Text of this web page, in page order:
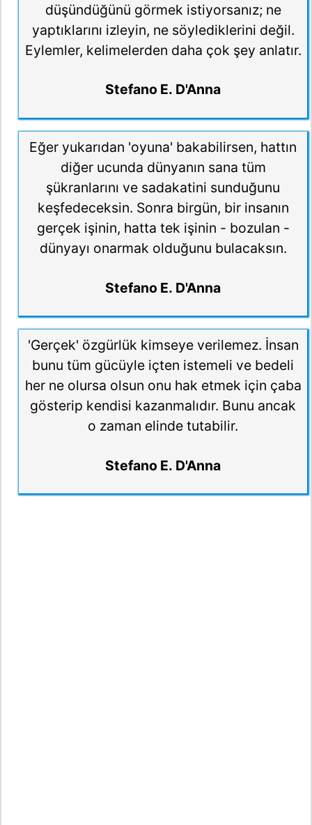
düşündüğünü görmek istiyorsanız; ne
yaptıklarını izleyin, ne söylediklerini değil.
Eylemler, kelimelerden daha çok şey anlatır.
Stefano E. D'Anna
Eğer yukarıdan 'oyuna' bakabilirsen, hattın
diğer ucunda dünyanın sana tüm
şükranlarını ve sadakatini sunduğunu
keşfedeceksin. Sonra birgün, bir insanın
gerçek işinin, hatta tek işinin - bozulan -
dünyayı onarmak olduğunu bulacaksın.
Stefano E. D'Anna
'Gerçek' özgürlük kimseye verilemez. İnsan
bunu tüm gücüyle içten istemeli ve bedeli
her ne olursa olsun onu hak etmek için çaba
gösterip kendisi kazanmalıdır. Bunu ancak
o zaman elinde tutabilir.
Stefano E. D'Anna